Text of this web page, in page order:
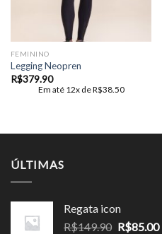
FEMININO
Legging Neopren
R$379.90
Em até 12x deR$38.50
ÚLTIMAS
Regata icon
R$149.90 O
R$85.00O